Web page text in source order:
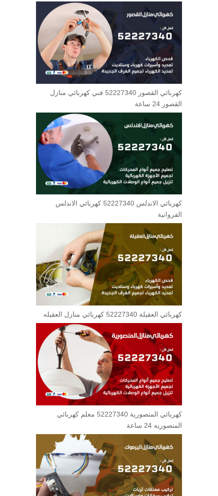
كهربائي القصور 52227340 فني كهربائي منازل
القصور 24 ساعة
كهربائي الاندلس 52227340 كهربائي الاندلس
الفروانية
كهربائي العقيلة 52227340 كهربائي منازل العقيله
كهربائي المنصورية 52227340 معلم كهربائي
المنصوريه 24 ساعة